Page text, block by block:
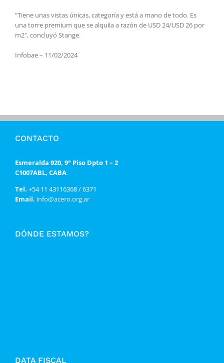
“Tiene unas vistas únicas, categoría y está a mano de todo. Es
una torre premium que se alquila a razón de USD 24/USD 26 por
m2″, concluyó Stange.
Infobae – 11/02/2024
CONTACTO
Esmeralda 920, 9° Piso Dpto 1 – 2
C1007ABL, CABA
Tel. +54 11 43116368 / 6371
Email. info@acero.org.ar
DÓNDE ESTAMOS?
DATA FISCAL